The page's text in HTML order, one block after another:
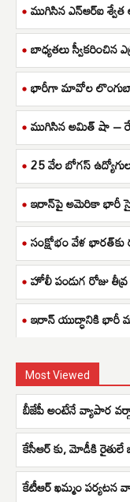
ముగిసిన ఎన్ఆర్ఐ శ్వేత
బాధ్యతలు స్వీకరించిన
భారీగా మావోల
ముగిసిన అమిత్ షా –
25 వేల బోగస్
ఇరాన్‌పై అమెరికా భారీ
సంక్షోభం వేళ
హోలీ పండుగ రోజు
ఇరాన్ యుద్ధానికి భారీ
Most Viewed
బీజేపీ అంటేనే వ్యాపార
కేసీఆర్ కు, మోడీకి రైతులే
కేటీఆర్ ఖమ్మం